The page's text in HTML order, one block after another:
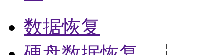
数据恢复